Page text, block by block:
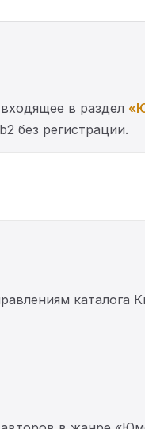
в раздел
без регистрации.
каталога